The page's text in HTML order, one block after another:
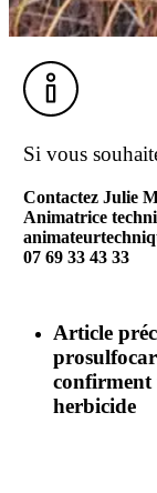
Si vous
Contactez Julie
Animatrice
07 69 33 43 33
Article
confirment
herbicide